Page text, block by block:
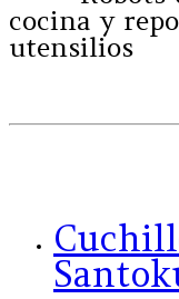
cocina y
utensilios